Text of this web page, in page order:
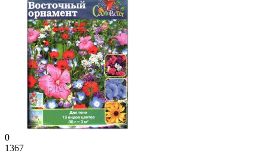
0
1367